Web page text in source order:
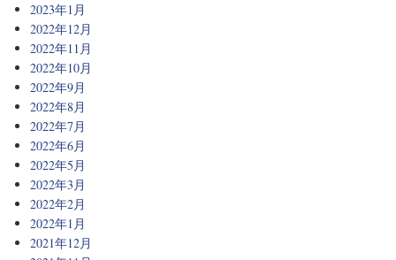
2023年1月
2022年12月
2022年11月
2022年10月
2022年9月
2022年8月
2022年7月
2022年6月
2022年5月
2022年3月
2022年2月
2022年1月
2021年12月